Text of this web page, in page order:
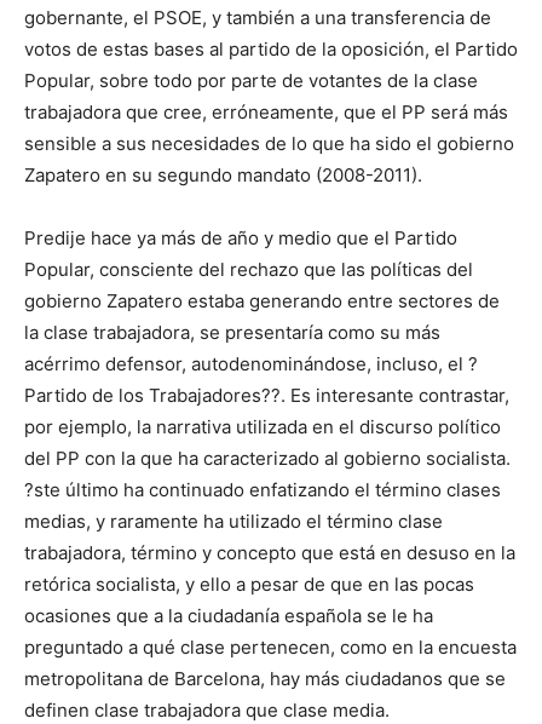
gobernante, el PSOE, y también a una transferencia de
votos de estas bases al partido de la oposición, el Partido
Popular, sobre todo por parte de votantes de la clase
trabajadora que cree, erróneamente, que el PP será más
sensible a sus necesidades de lo que ha sido el gobierno
Zapatero en su segundo mandato (2008-2011).
Predije hace ya más de año y medio que el Partido
Popular, consciente del rechazo que las políticas del
gobierno Zapatero estaba generando entre sectores de
la clase trabajadora, se presentaría como su más
acérrimo defensor, autodenominándose, incluso, el ?
Partido de los Trabajadores??. Es interesante contrastar,
por ejemplo, la narrativa utilizada en el discurso político
del PP con la que ha caracterizado al gobierno socialista.
?ste último ha continuado enfatizando el término clases
medias, y raramente ha utilizado el término clase
trabajadora, término y concepto que está en desuso en la
retórica socialista, y ello a pesar de que en las pocas
ocasiones que a la ciudadanía española se le ha
preguntado a qué clase pertenecen, como en la encuesta
metropolitana de Barcelona, hay más ciudadanos que se
definen clase trabajadora que clase media.